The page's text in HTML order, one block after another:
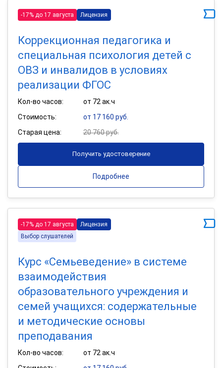
-17% до 17 августа Лицензия
Коррекционная педагогика и
специальная психология детей с
ОВЗ и инвалидов в условиях
реализации ФГОС
Кол-во часов:
от 72 ак.ч
Стоимость:
от 17 160 руб.
Старая цена:
20 760 руб.
Получить удостоверение
Подробнее
-17% до 17 августа
Лицензия
Выбор слушателей
Курс «Семьеведение» в системе
взаимодействия
образовательного учреждения и
семей учащихся: содержательные
и методические основы
преподавания
Кол-во часов:
от 72 ак.ч